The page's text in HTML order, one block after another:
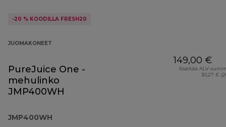
-20 % KOODILLA FRESH20
JUOMAKONEET
PureJuice One -
mehulinko
JMP400WH
JMP400WH
149,00 €
Sisältää ALV-
30,27 €